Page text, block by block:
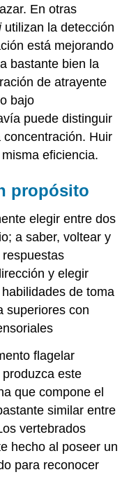
En otras
utilizan la detección
está mejorando
bastante bien la
de atrayente
bajo
puede distinguir
Huir
eficiencia.
propósito
elegir entre dos
a saber, voltear y
y elegir
de toma
superiores con
flagelar
este
que compone el
similar entre
vertebrados
hecho al poseer un
para reconocer